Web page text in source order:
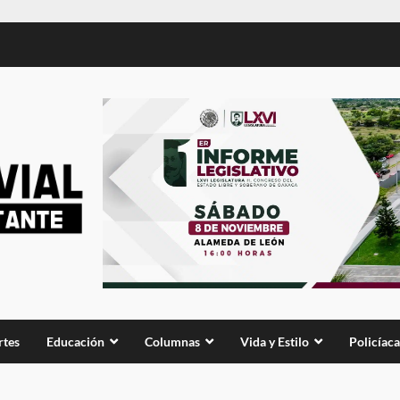
Educación Columnas Vida y Estilo Policíaca